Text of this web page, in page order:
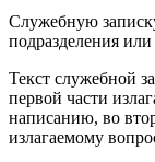
Служебную
подразделения или
Текст служебной
первой части
написанию, во
излагаемому